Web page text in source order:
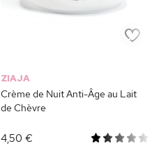
ZIAJA
Crème de Nuit Anti-Âge au Lait
de Chèvre
4,50 €